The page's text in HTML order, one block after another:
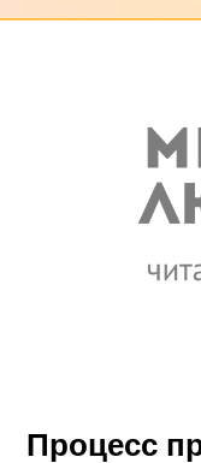
Процесс